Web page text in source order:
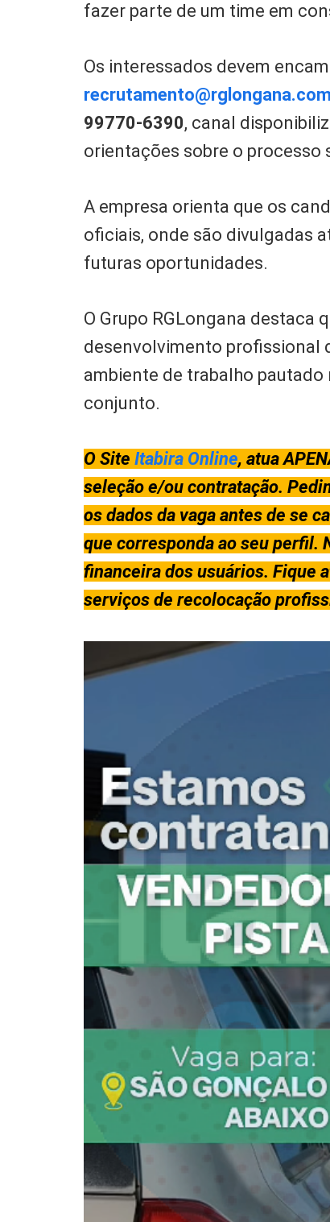
fazer parte de um time em
Os interessados devem
99770-6390, canal
orientações sobre o processo
A empresa orienta que os
oficiais, onde são divulgadas
futuras oportunidades.
O Grupo RGLongana destaca
desenvolvimento profissional
ambiente de trabalho
conjunto.
O Site Itabira Online, atua
seleção e/ou contratação.
os dados da vaga antes de se
que corresponda ao seu perfil.
financeira dos usuários. Fique
serviços de recolocação